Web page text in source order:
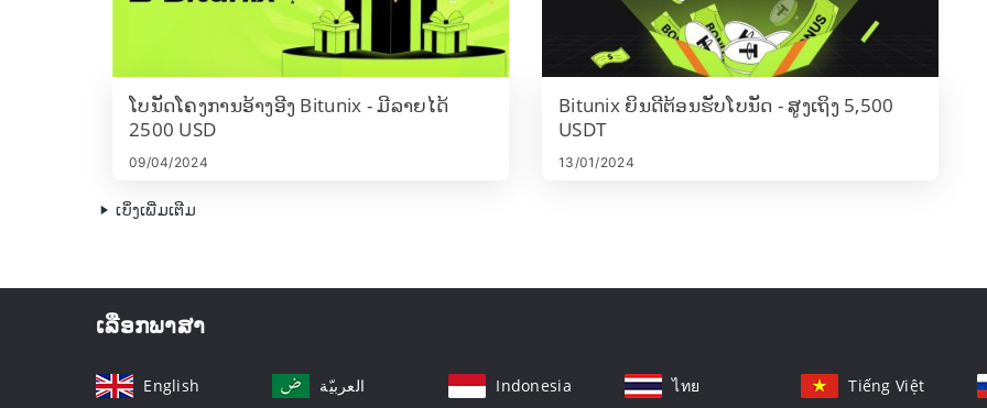
ໂບນັດໂຄງການອ້າງອີງ Bitunix - ມີລາຍໄດ້
2500 USD
09/04/2024
Bitunix ຍິນດີຕ້ອນຮັບໂບນັດ - ສູງເຖິງ 5,500
USDT
13/01/2024
ເບິ່ງເພີ່ມເຕີມ
ເລືອກພາສາ
English العربيّة Indonesia ไทย Tiếng Việt